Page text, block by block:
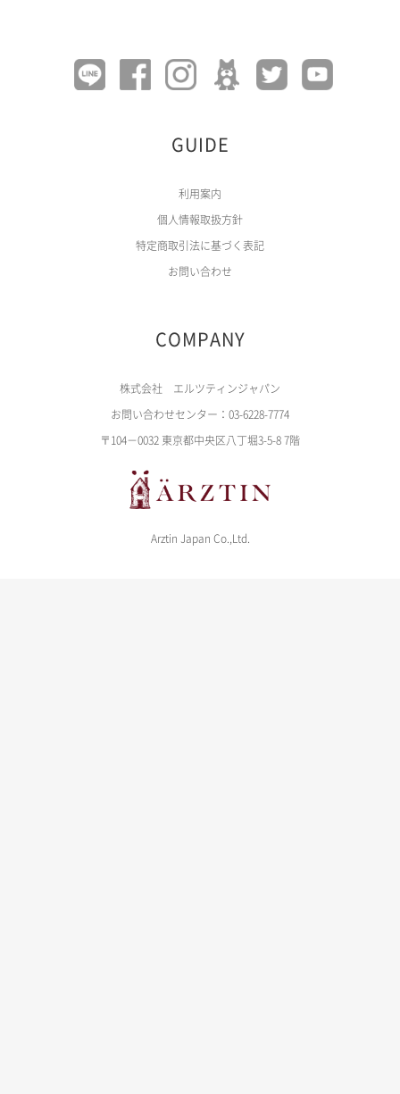
GUIDE
利用案内
個人情報取扱方針
特定商取引法に基づく表記
お問い合わせ
COMPANY
株式会社 エルツティンジャパン
お問い合わせセンター：03-6228-7774
〒104－0032 東京都中央区八丁堀3-5-8 7階
Arztin Japan Co.,Ltd.